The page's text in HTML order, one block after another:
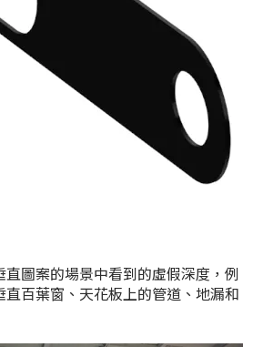
圖案的場景中看到的虛假深度，例
百葉窗、天花板上的管道、地漏和